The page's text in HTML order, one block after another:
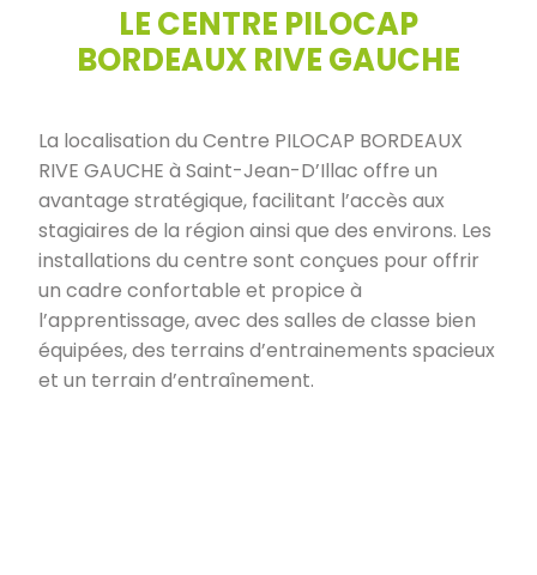
LE CENTRE PILOCAP
BORDEAUX RIVE GAUCHE
La localisation du Centre PILOCAP BORDEAUX
RIVE GAUCHE à Saint-Jean-D’Illac offre un
avantage stratégique, facilitant l’accès aux
stagiaires de la région ainsi que des environs. Les
installations du centre sont conçues pour offrir
un cadre confortable et propice à
l’apprentissage, avec des salles de classe bien
équipées, des terrains d’entrainements spacieux
et un terrain d’entraînement.